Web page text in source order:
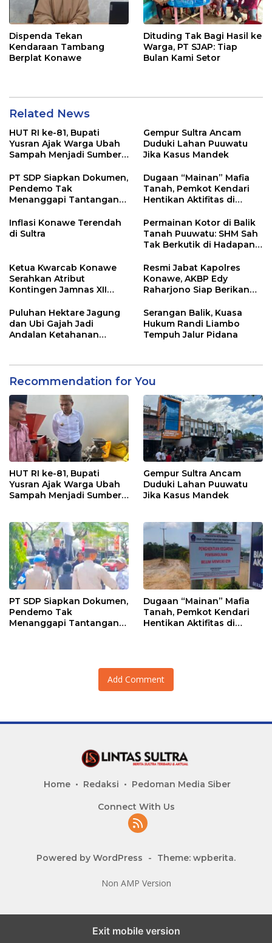
Dispenda Tekan
Kendaraan Tambang
Berplat Konawe
Dituding Tak Bagi Hasil ke
Warga, PT SJAP: Tiap
Bulan Kami Setor
Related News
HUT RI ke-81, Bupati
Yusran Ajak Warga Ubah
Sampah Menjadi Sumber
Gempur Sultra Ancam
Duduki Lahan Puuwatu
Jika Kasus Mandek
PT SDP Siapkan Dokumen,
Pendemo Tak
Menanggapi Tantangan
Dugaan “Mainan” Mafia
Tanah, Pemkot Kendari
Hentikan Aktifitas di
Inflasi Konawe Terendah
di Sultra
Permainan Kotor di Balik
Tanah Puuwatu: SHM Sah
Tak Berkutik di Hadapan
Ketua Kwarcab Konawe
Serahkan Atribut
Kontingen Jamnas XII
Resmi Jabat Kapolres
Konawe, AKBP Edy
Raharjono Siap Berikan
Puluhan Hektare Jagung
dan Ubi Gajah Jadi
Andalan Ketahanan
Serangan Balik, Kuasa
Hukum Randi Liambo
Tempuh Jalur Pidana
Recommendation for You
HUT RI ke-81, Bupati
Yusran Ajak Warga Ubah
Sampah Menjadi Sumber
Gempur Sultra Ancam
Duduki Lahan Puuwatu
Jika Kasus Mandek
PT SDP Siapkan Dokumen,
Pendemo Tak
Menanggapi Tantangan
Dugaan “Mainan” Mafia
Tanah, Pemkot Kendari
Hentikan Aktifitas di
Add Comment
Home Redaksi Pedoman Media Siber
Connect With Us
Powered by WordPress - Theme: wpberita.
Non AMP Version
Exit mobile version